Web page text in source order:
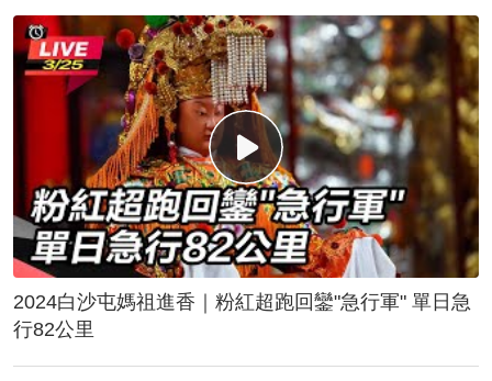
2024白沙屯媽祖進香｜粉紅超跑回鑾"急行軍" 單日急
行82公里